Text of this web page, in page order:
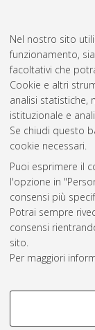
Nel nostro sito
funzionamento,
facoltativi che
Cookie e altri
analisi statistiche,
istituzionale e
Se chiudi questo
cookie necessari.
Puoi esprimere il
l'opzione in
consensi più
Potrai sempre
consensi
sito.
Per maggiori
COOKIE DI
nucleophiles:
reaction products,
Università di
chimiche, 25
Questa lista e'
Atom
Rss 1.0
Rss 2.0
ISSN: 2038-
Impostazioni
Informativa
Condizioni